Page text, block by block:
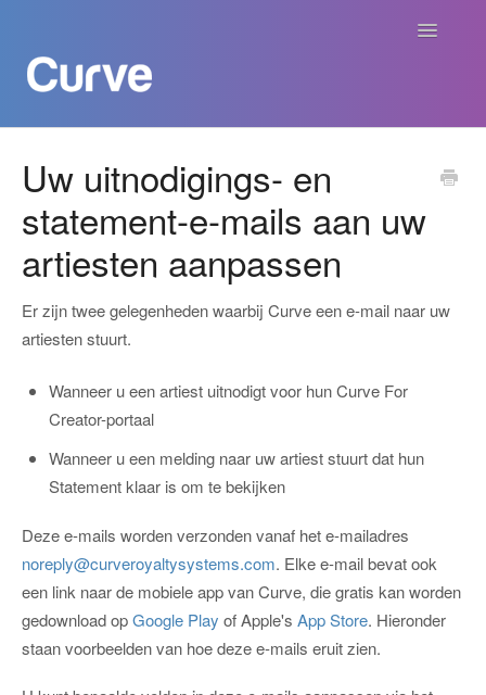
Navigatie
Curve voor Creators
Curve voor Labels
Curve voor Publishers
Betalingen
Uw uitnodigings- en
statement-e-mails aan uw
artiesten aanpassen
Er zijn twee gelegenheden waarbij Curve een e-mail naar uw
artiesten stuurt.
Wanneer u een artiest uitnodigt voor hun Curve For
Creator-portaal
Wanneer u een melding naar uw artiest stuurt dat hun
Statement klaar is om te bekijken
Deze e-mails worden verzonden vanaf het e-mailadres
noreply@curveroyaltysystems.com. Elke e-mail bevat ook
een link naar de mobiele app van Curve, die gratis kan worden
gedownload opGoogle Play of Apple's App Store. Hieronder
staan voorbeelden van hoe deze e-mails eruit zien.